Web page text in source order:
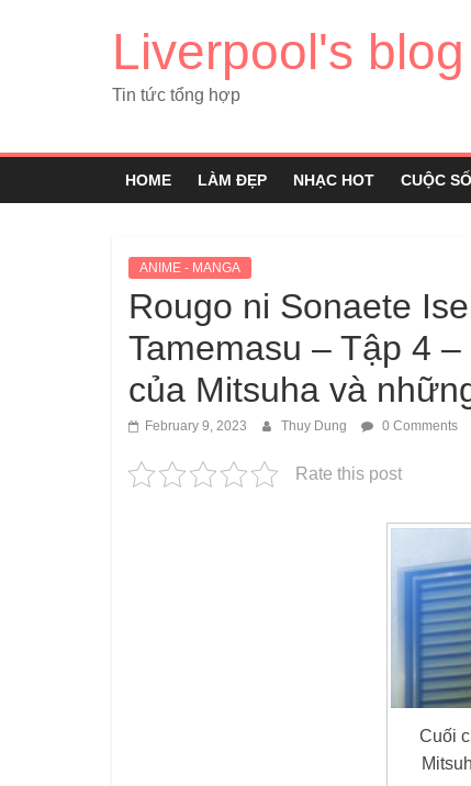
Liverpool's blog
Tin tức tổng hợp
HOME LÀM ĐẸP NHẠC HOT CUỘC
ANIME - MANGA
Rougo ni Sonaete
Tamemasu – Tập 4
của Mitsuha và
February 9, 2023 Thuy Dung 0 Comments
Rate this post
Cuối